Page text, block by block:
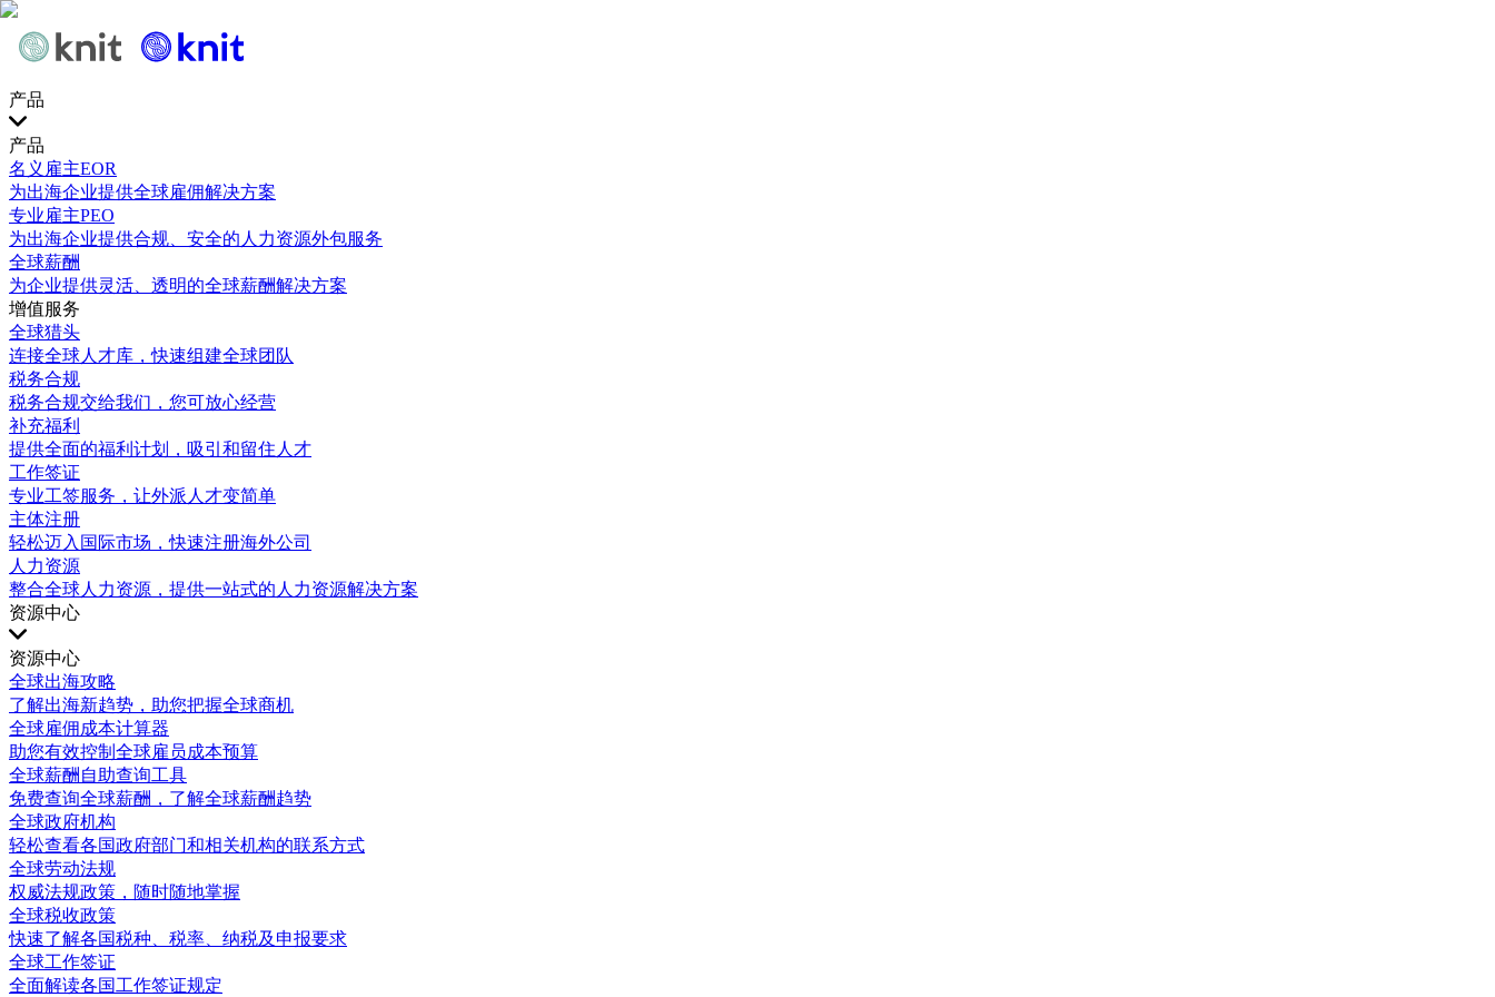
产品
产品
名义雇主EOR
为出海企业提供全球雇佣解决方案
专业雇主PEO
为出海企业提供合规、安全的人力资源外包服务
全球薪酬
为企业提供灵活、透明的全球薪酬解决方案
增值服务
全球猎头
连接全球人才库，快速组建全球团队
税务合规
税务合规交给我们，您可放心经营
补充福利
提供全面的福利计划，吸引和留住人才
工作签证
专业工签服务，让外派人才变简单
主体注册
轻松迈入国际市场，快速注册海外公司
人力资源
整合全球人力资源，提供一站式的人力资源解决方案
资源中心
资源中心
全球出海攻略
了解出海新趋势，助您把握全球商机
全球雇佣成本计算器
助您有效控制全球雇员成本预算
全球薪酬自助查询工具
免费查询全球薪酬，了解全球薪酬趋势
全球政府机构
轻松查看各国政府部门和相关机构的联系方式
全球劳动法规
权威法规政策，随时随地掌握
全球税收政策
快速了解各国税种、税率、纳税及申报要求
全球工作签证
全面解读各国工作签证规定